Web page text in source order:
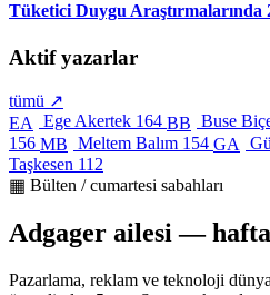
Tüketici Duygu Araştırmalarında
Aktif yazarlar
tümü ↗
EA
Ege Akertek 164 BB Buse
156 MB Meltem Balım 154 GA
Taşkesen 112
▦ Bülten / cumartesi sabahları
Adgager ailesi —
Pazarlama, reklam ve teknoloji